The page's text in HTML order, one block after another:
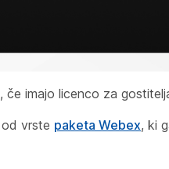
imajo licenco za
vrste paketa Webex, ki